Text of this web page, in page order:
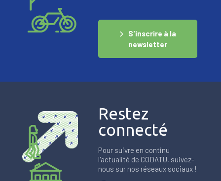
S'inscrire à la
newsletter
Restez
connecté
Pour suivre en continu
l'actualité de CODATU, suivez-
nous sur nos réseaux sociaux !